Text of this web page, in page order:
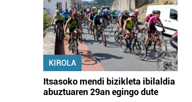
KIROLA
Itsasoko mendi bizikleta ibilaldia
abuztuaren 29an egingo dute